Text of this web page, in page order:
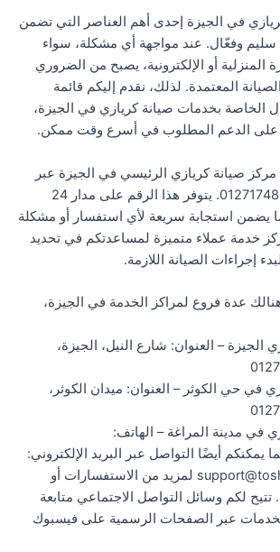
في الجيزة إحدى أهم العناصر التي تضمن
وفعّال. عند مواجهة أي مشكلة، سواء
المنزلية أو الإلكترونية، يصبح من الضروري
المعتمدة. لذلك، نقدم إليكم قائمة
الخاصة بخدمات صيانة كريازي في الجيزة،
الدعم المطلوب في أسرع وقت ممكن.
صيانة كريازي الرئيسي في الجيزة عبر
الرقم التالي: 012717483882. يتوفر هذا الرقم على مدار 24
يضمن استجابة سريعة لأي استفسار أو مشكلة
خدمة عملاء متميزة لمساعدتكم في تحديد
إجراءات الصيانة اللازمة.
عدة فروع لمراكز الخدمة في الجيزة،
الجيزة – العنوان: شارع النيل، الجيزة،
في حي الكوثر – العنوان: ميدان الكوثر،
في مدينة المراغة – الهاتف:
كما يمكنكم أيضًا التواصل عبر البريد الإلكتروني:
support@toshiba-souhag.com لمزيد من الاستفسارات أو
لكم وسائل التواصل الاجتماعي متابعة
عبر الصفحات الرسمية على فيسبوك